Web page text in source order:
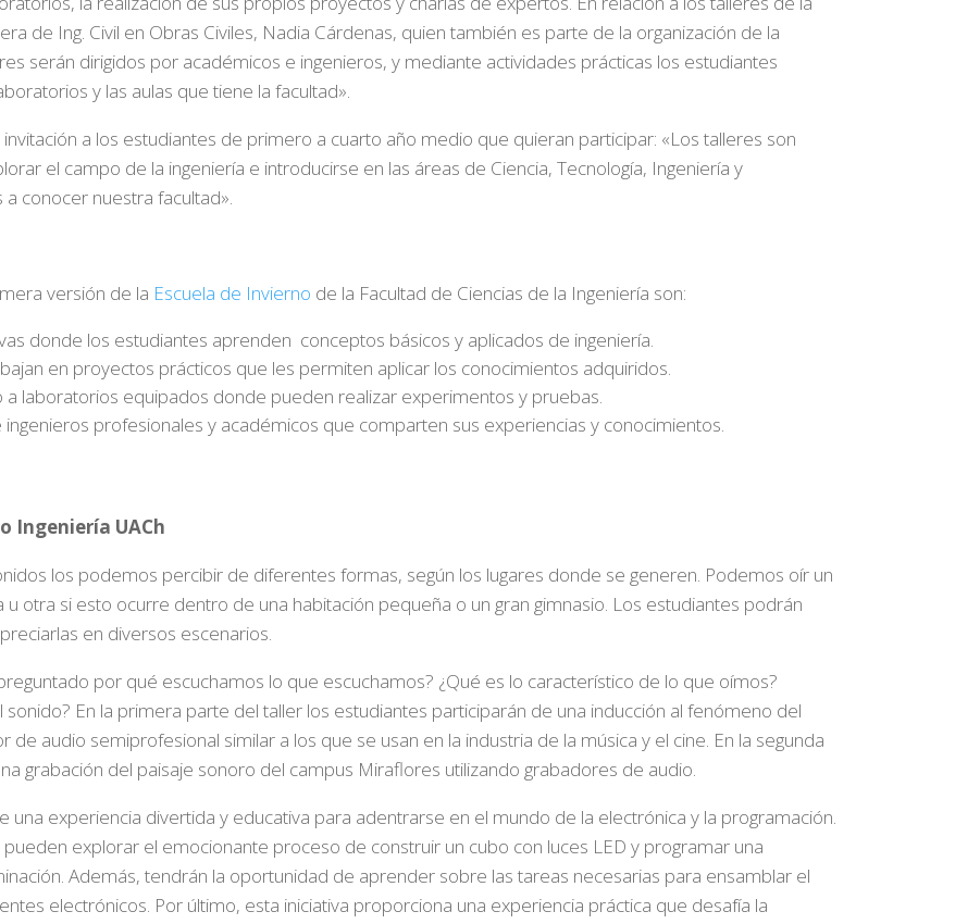
de Ing. Civil en Obras Civiles, Nadia Cárdenas, quien también es parte de la organización de la
serán dirigidos por académicos e ingenieros, y mediante actividades prácticas los estudiantes
y las aulas que tiene la facultad».
a los estudiantes de primero a cuarto año medio que quieran participar: «Los talleres son
el campo de la ingeniería e introducirse en las áreas de Ciencia, Tecnología, Ingeniería y
conocer nuestra facultad».
versión de la Escuela de Invierno de la Facultad de Ciencias de la Ingeniería son:
donde los estudiantes aprenden conceptos básicos y aplicados de ingeniería.
en proyectos prácticos que les permiten aplicar los conocimientos adquiridos.
a laboratorios equipados donde pueden realizar experimentos y pruebas.
profesionales y académicos que comparten sus experiencias y conocimientos.
Ingeniería UACh
los podemos percibir de diferentes formas, según los lugares donde se generen. Podemos oír un
otra si esto ocurre dentro de una habitación pequeña o un gran gimnasio. Los estudiantes podrán
en diversos escenarios.
por qué escuchamos lo que escuchamos? ¿Qué es lo característico de lo que oímos?
En la primera parte del taller los estudiantes participarán de una inducción al fenómeno del
de audio semiprofesional similar a los que se usan en la industria de la música y el cine. En la segunda
grabación del paisaje sonoro del campus Miraflores utilizando grabadores de audio.
una experiencia divertida y educativa para adentrarse en el mundo de la electrónica y la programación.
explorar el emocionante proceso de construir un cubo con luces LED y programar una
Además, tendrán la oportunidad de aprender sobre las tareas necesarias para ensamblar el
electrónicos. Por último, esta iniciativa proporciona una experiencia práctica que desafía la